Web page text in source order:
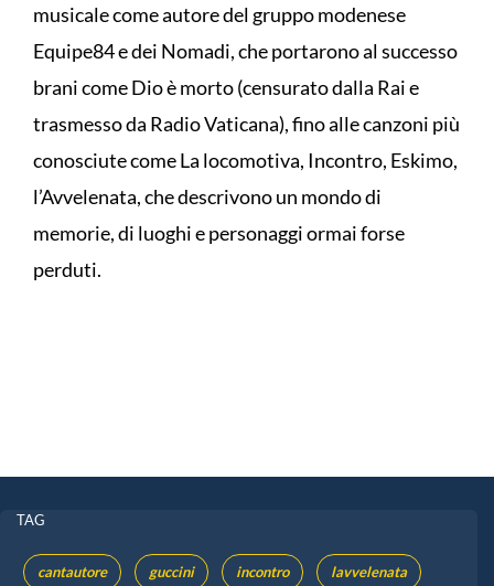
musicale come autore del gruppo modenese
Equipe84 e dei Nomadi, che portarono al successo
brani come Dio è morto (censurato dalla Rai e
trasmesso da Radio Vaticana), fino alle canzoni più
conosciute come La locomotiva, Incontro, Eskimo,
l’Avvelenata, che descrivono un mondo di
memorie, di luoghi e personaggi ormai forse
perduti.
TAG
cantautore guccini incontro lavvelenata